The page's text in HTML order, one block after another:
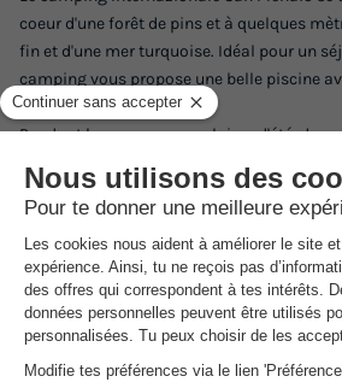
coeur d'une forêt de pins et à quelques
fin et d'une mer turquoise. Idéal pour un
camping vous propose une belle piscine
Pendant les vacances scolaires d'été,
activités variées.
Pour faciliter et agrémenter votre séjour,
des services de restauration... ainsi que de
installations sportives pour les loisirs de